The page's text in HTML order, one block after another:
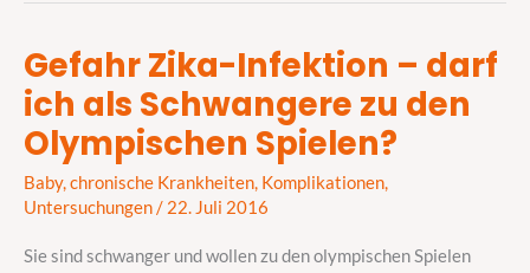
Gefahr Zika-Infektion – darf
ich als Schwangere zu den
Olympischen Spielen?
Baby,chronische Krankheiten, Komplikationen,
Untersuchungen/ 22. Juli 2016
Sie sind schwanger und wollen zu den olympischen Spielen
Gefahr
Zika-
–
darf
ich
als